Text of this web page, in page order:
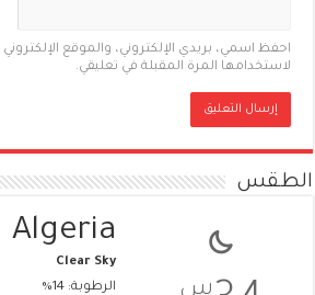
احفظ اسمي، بريدي الإلكتروني، والموقع
لاستخدامها المرة المقبلة في تعليقي.
الطقس
Algeria
Clear Sky
الرطوبة: 14%